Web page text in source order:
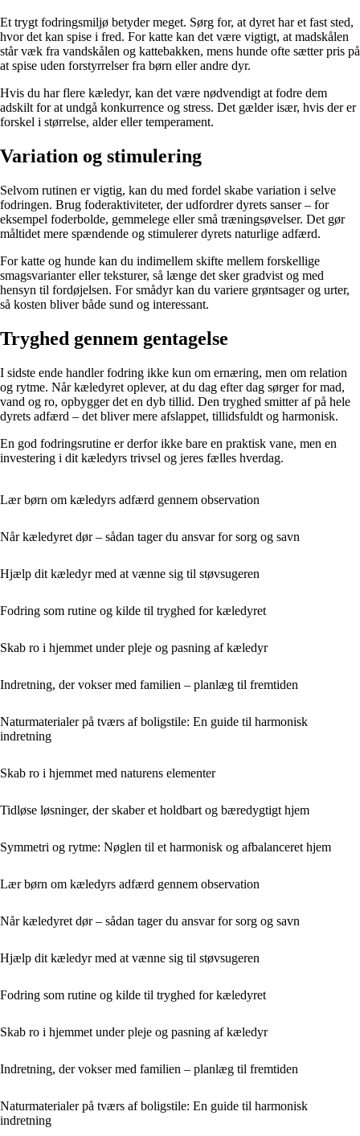
Et trygt fodringsmiljø betyder meget. Sørg for, at dyret har et fast sted,
hvor det kan spise i fred. For katte kan det være vigtigt, at madskålen
står væk fra vandskålen og kattebakken, mens hunde ofte sætter pris på
at spise uden forstyrrelser fra børn eller andre dyr.
Hvis du har flere kæledyr, kan det være nødvendigt at fodre dem
adskilt for at undgå konkurrence og stress. Det gælder især, hvis der er
forskel i størrelse, alder eller temperament.
Variation og stimulering
Selvom rutinen er vigtig, kan du med fordel skabe variation i selve
fodringen. Brug foderaktiviteter, der udfordrer dyrets sanser – for
eksempel foderbolde, gemmelege eller små træningsøvelser. Det gør
måltidet mere spændende og stimulerer dyrets naturlige adfærd.
For katte og hunde kan du indimellem skifte mellem forskellige
smagsvarianter eller teksturer, så længe det sker gradvist og med
hensyn til fordøjelsen. For smådyr kan du variere grøntsager og urter,
så kosten bliver både sund og interessant.
Tryghed gennem gentagelse
I sidste ende handler fodring ikke kun om ernæring, men om relation
og rytme. Når kæledyret oplever, at du dag efter dag sørger for mad,
vand og ro, opbygger det en dyb tillid. Den tryghed smitter af på hele
dyrets adfærd – det bliver mere afslappet, tillidsfuldt og harmonisk.
En god fodringsrutine er derfor ikke bare en praktisk vane, men en
investering i dit kæledyrs trivsel og jeres fælles hverdag.
Lær børn om kæledyrs adfærd gennem observation
Når kæledyret dør – sådan tager du ansvar for sorg og savn
Hjælp dit kæledyr med at vænne sig til støvsugeren
Fodring som rutine og kilde til tryghed for kæledyret
Skab ro i hjemmet under pleje og pasning af kæledyr
Indretning, der vokser med familien – planlæg til fremtiden
Naturmaterialer på tværs af boligstile: En guide til harmonisk
indretning
Skab ro i hjemmet med naturens elementer
Tidløse løsninger, der skaber et holdbart og bæredygtigt hjem
Symmetri og rytme: Nøglen til et harmonisk og afbalanceret hjem
Lær børn om kæledyrs adfærd gennem observation
Når kæledyret dør – sådan tager du ansvar for sorg og savn
Hjælp dit kæledyr med at vænne sig til støvsugeren
Fodring som rutine og kilde til tryghed for kæledyret
Skab ro i hjemmet under pleje og pasning af kæledyr
Indretning, der vokser med familien – planlæg til fremtiden
Naturmaterialer på tværs af boligstile: En guide til harmonisk
indretning